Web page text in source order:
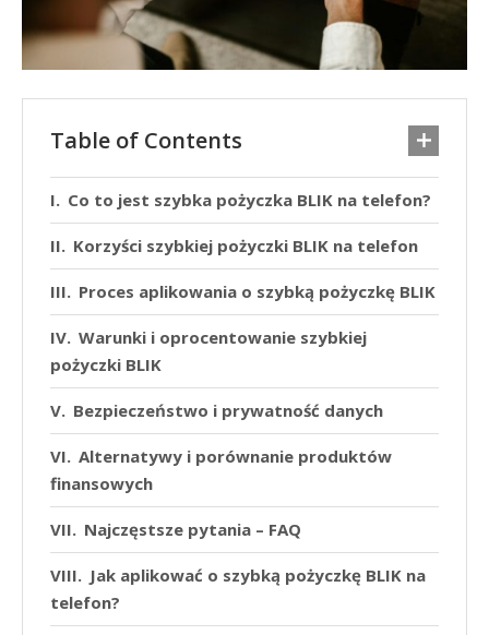
Table of Contents
Co to jest szybka pożyczka BLIK na telefon?
Korzyści szybkiej pożyczki BLIK na telefon
Proces aplikowania o szybką pożyczkę BLIK
Warunki i oprocentowanie szybkiej
pożyczki BLIK
Bezpieczeństwo i prywatność danych
Alternatywy i porównanie produktów
finansowych
Najczęstsze pytania – FAQ
Jak aplikować o szybką pożyczkę BLIK na
telefon?